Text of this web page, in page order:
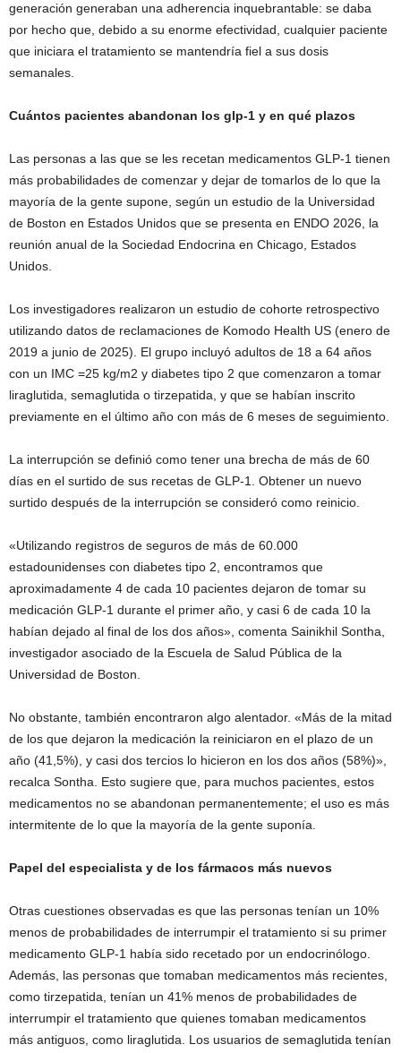
generación generaban una adherencia inquebrantable: se daba
por hecho que, debido a su enorme efectividad, cualquier paciente
que iniciara el tratamiento se mantendría fiel a sus dosis
semanales.
Cuántos pacientes abandonan los glp‑1 y en qué plazos
Las personas a las que se les recetan medicamentos GLP-1 tienen
más probabilidades de comenzar y dejar de tomarlos de lo que la
mayoría de la gente supone, según un estudio de la Universidad
de Boston en Estados Unidos que se presenta en ENDO 2026, la
reunión anual de la Sociedad Endocrina en Chicago, Estados
Unidos.
Los investigadores realizaron un estudio de cohorte retrospectivo
utilizando datos de reclamaciones de Komodo Health US (enero de
2019 a junio de 2025). El grupo incluyó adultos de 18 a 64 años
con un IMC =25 kg/m2 y diabetes tipo 2 que comenzaron a tomar
liraglutida, semaglutida o tirzepatida, y que se habían inscrito
previamente en el último año con más de 6 meses de seguimiento.
La interrupción se definió como tener una brecha de más de 60
días en el surtido de sus recetas de GLP-1. Obtener un nuevo
surtido después de la interrupción se consideró como reinicio.
«Utilizando registros de seguros de más de 60.000
estadounidenses con diabetes tipo 2, encontramos que
aproximadamente 4 de cada 10 pacientes dejaron de tomar su
medicación GLP-1 durante el primer año, y casi 6 de cada 10 la
habían dejado al final de los dos años», comenta Sainikhil Sontha,
investigador asociado de la Escuela de Salud Pública de la
Universidad de Boston.
No obstante, también encontraron algo alentador. «Más de la mitad
de los que dejaron la medicación la reiniciaron en el plazo de un
año (41,5%), y casi dos tercios lo hicieron en los dos años (58%)»,
recalca Sontha. Esto sugiere que, para muchos pacientes, estos
medicamentos no se abandonan permanentemente; el uso es más
intermitente de lo que la mayoría de la gente suponía.
Papel del especialista y de los fármacos más nuevos
Otras cuestiones observadas es que las personas tenían un 10%
menos de probabilidades de interrumpir el tratamiento si su primer
medicamento GLP-1 había sido recetado por un endocrinólogo.
Además, las personas que tomaban medicamentos más recientes,
como tirzepatida, tenían un 41% menos de probabilidades de
interrumpir el tratamiento que quienes tomaban medicamentos
más antiguos, como liraglutida. Los usuarios de semaglutida tenían